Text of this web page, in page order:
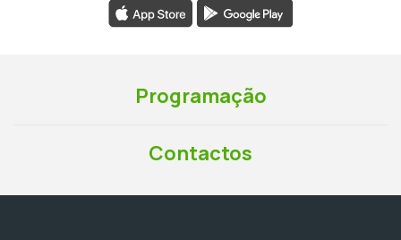
Programação
Contactos